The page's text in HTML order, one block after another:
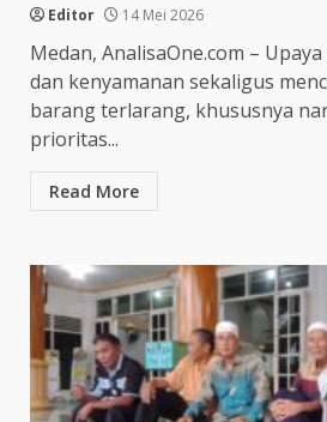
Editor 14 Mei 2026
Medan, AnalisaOne.com –
dan kenyamanan sekaligus
barang terlarang, khususnya
prioritas...
Read More